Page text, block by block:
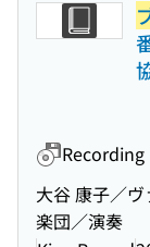
Recording
大谷 康子／
楽団／演奏